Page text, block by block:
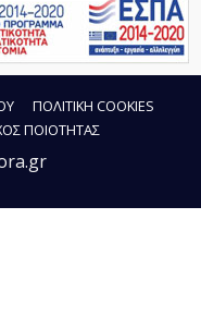
ΠΟΛΙΤΙΚΗ COOKIES
ΠΟΙΟΤΗΤΑΣ